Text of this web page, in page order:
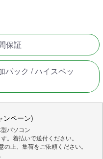
保証
パック / ハイスペッ
ンペーン)
パソコン
。着払いで送付ください。
上、集荷をご依頼ください。